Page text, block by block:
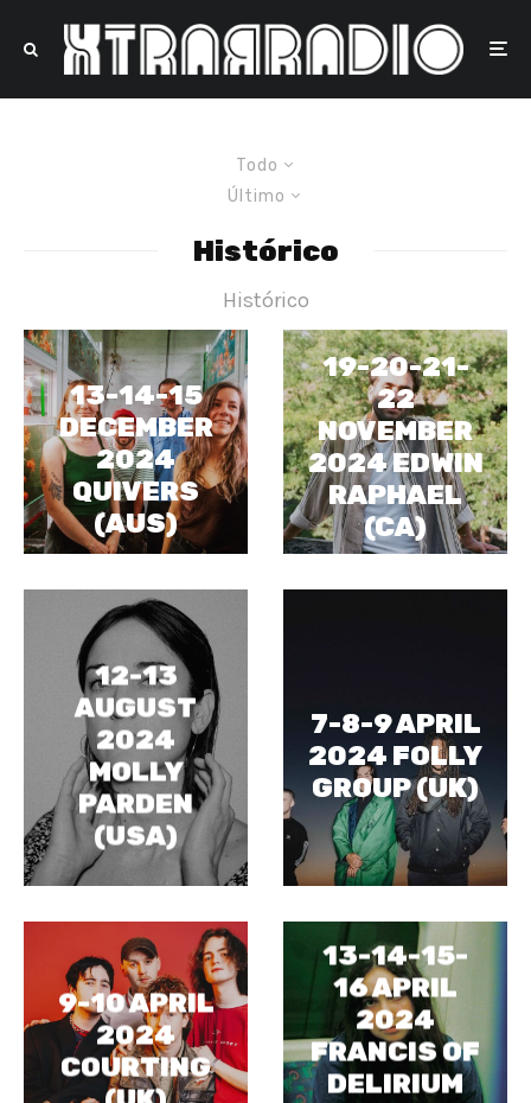
Todo
Último
Histórico
Histórico
13-14-15
DECEMBER
2024
QUIVERS
(AUS)
12-13
AUGUST
2024
MOLLY
PARDEN
(USA)
9-10 APRIL
2024
COURTING
19-20-21-
22
NOVEMBER
2024 EDWIN
RAPHAEL
(CA)
7-8-9 APRIL
2024 FOLLY
GROUP (UK)
13-14-15-
16 APRIL
2024
FRANCIS OF
DELIRIUM